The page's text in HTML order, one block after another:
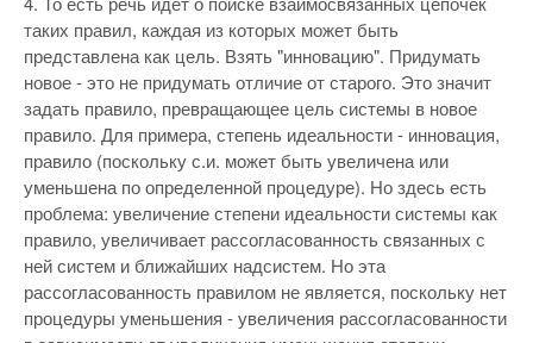
таких правил, каждая из которых может быть
представлена как цель. Взять "инновацию". Придумать
новое - это не придумать отличие от старого. Это значит
задать правило, превращающее цель системы в новое
правило. Для примера, степень идеальности - инновация,
правило (поскольку с.и. может быть увеличена или
уменьшена по определенной процедуре). Но здесь есть
проблема: увеличение степени идеальности системы как
правило, увеличивает рассогласованность связанных с
ней систем и ближайших надсистем. Но эта
рассогласованность правилом не является, поскольку нет
процедуры уменьшения - увеличения рассогласованности